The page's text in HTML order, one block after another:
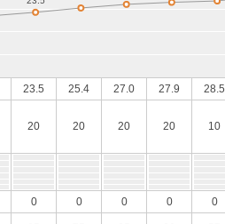
23.5 25.4 27.0 27.9 28.5
20 20 20 20 10
0 0 0 0 0